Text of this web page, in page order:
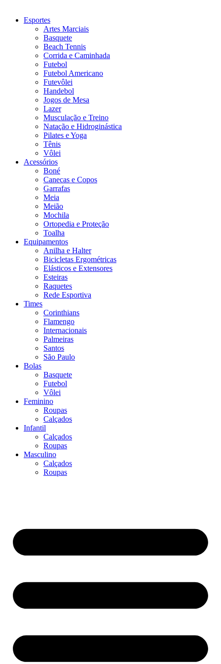
Esportes
Artes Marciais
Basquete
Beach Tennis
Corrida e Caminhada
Futebol
Futebol Americano
Futevôlei
Handebol
Jogos de Mesa
Lazer
Musculação e Treino
Natação e Hidroginástica
Pilates e Yoga
Tênis
Vôlei
Acessórios
Boné
Canecas e Copos
Garrafas
Meia
Meião
Mochila
Ortopedia e Proteção
Toalha
Equipamentos
Anilha e Halter
Bicicletas Ergométricas
Elásticos e Extensores
Esteiras
Raquetes
Rede Esportiva
Times
Corinthians
Flamengo
Internacionais
Palmeiras
Santos
São Paulo
Bolas
Basquete
Futebol
Vôlei
Feminino
Roupas
Calçados
Infantil
Calçados
Roupas
Masculino
Calçados
Roupas